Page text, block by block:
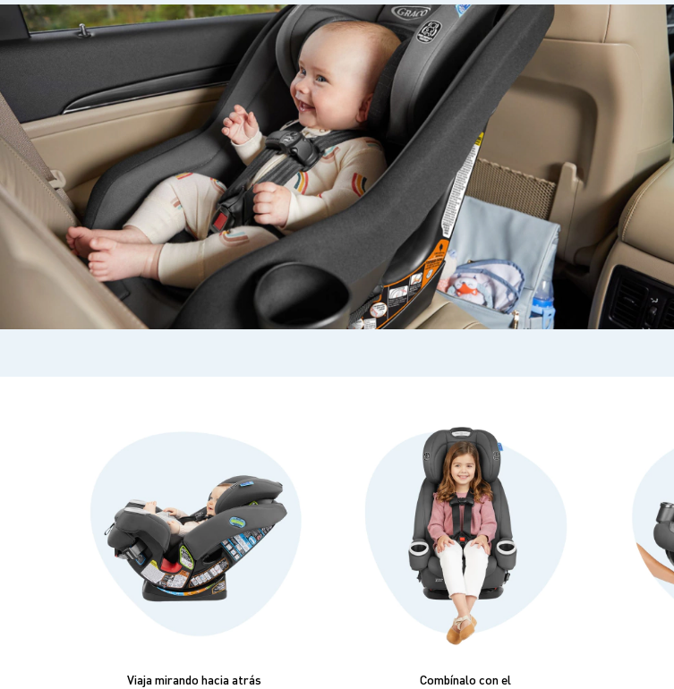
Viaja mirando hacia atrás
Combínalo con el